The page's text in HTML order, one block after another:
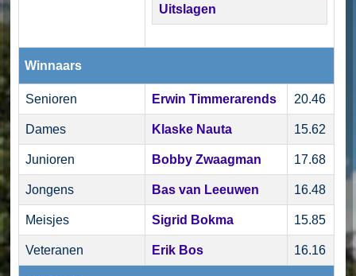
Uitslagen
Winnaars
Senioren Erwin Timmerarends 20.46
Dames Klaske Nauta 15.62
Junioren Bobby Zwaagman 17.68
Jongens Bas van Leeuwen 16.48
Meisjes Sigrid Bokma 15.85
Veteranen Erik Bos 16.16